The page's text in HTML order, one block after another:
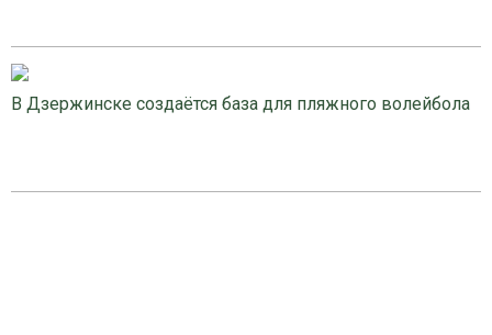
В Дзержинске создаётся база для пляжного волейбола